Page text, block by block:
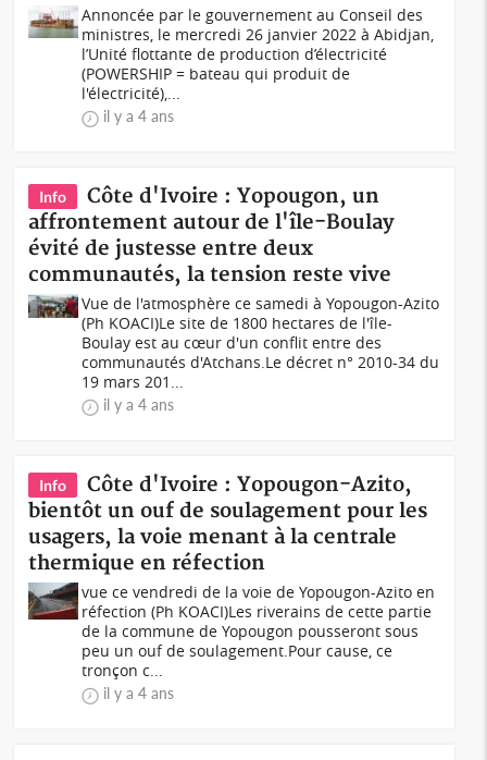
Annoncée par le gouvernement au Conseil des
ministres, le mercredi 26 janvier 2022 à Abidjan,
l’Unité flottante de production d’électricité
(POWERSHIP = bateau qui produit de
l'électricité),...
il y a 4 ans
Info
Côte d'Ivoire : Yopougon, un
affrontement autour de l'île-Boulay
évité de justesse entre deux
communautés, la tension reste vive
Vue de l'atmosphère ce samedi à Yopougon-Azito
(Ph KOACI)Le site de 1800 hectares de l'île-
Boulay est au cœur d'un conflit entre des
communautés d'Atchans.Le décret n° 2010-34 du
19 mars 201...
il y a 4 ans
Info
Côte d'Ivoire : Yopougon-Azito,
bientôt un ouf de soulagement pour les
usagers, la voie menant à la centrale
thermique en réfection
vue ce vendredi de la voie de Yopougon-Azito en
réfection (Ph KOACI)Les riverains de cette partie
de la commune de Yopougon pousseront sous
peu un ouf de soulagement.Pour cause, ce
tronçon c...
il y a 4 ans